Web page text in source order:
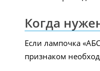
Когда
Если лампочка
признаком